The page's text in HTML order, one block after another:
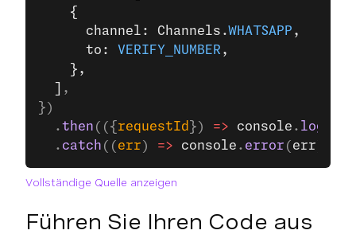
    {
      channel: Channels.
WHATSAPP ,
      to:
VERIFY_NUMBER ,
    },
,
})
  .
then (({ requestId }) => console . log
  .
catch (( err ) => console . error ( err
Vollständige Quelle anzeigen
Führen Sie Ihren Code aus